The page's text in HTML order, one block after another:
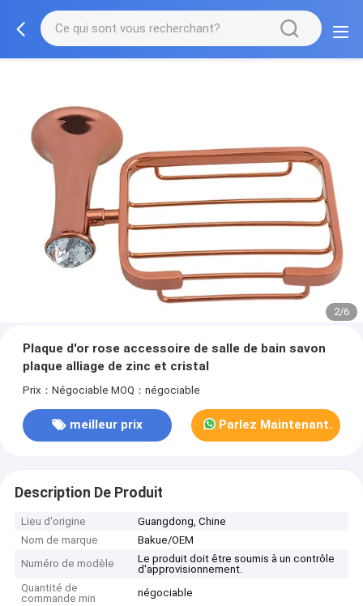
2/6
Plaque d'or rose accessoire de salle de bain savon
plaque alliage de zinc et cristal
Prix：Négociable MOQ：négociable
meilleur prix Parlez Maintenant.
Description De Produit
Lieu d'origine
Guangdong, Chine
Nom de marque
Bakue/OEM
Numéro de modèle
Le produit doit être soumis à un contrôle
d'approvisionnement.
Quantité de
commande min
négociable